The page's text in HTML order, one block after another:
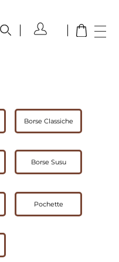
Borse Classiche
Borse Susu
Pochette